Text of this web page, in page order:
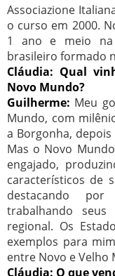
Associazione
o curso em 2000.
1 ano e meio na
brasileiro formado
Cláudia: Qual
Novo Mundo?
Guilherme: Meu
Mundo, com
a Borgonha,
Mas o Novo
engajado,
característicos de
destacando por
trabalhando
regional. Os
exemplos para
entre Novo e Velho
Cláudia: O que